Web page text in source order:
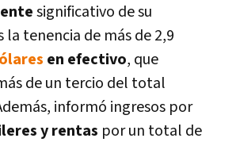
significativo de su
la tenencia de más de 2,9
en efectivo, que
de un tercio del total
informó ingresos por
y rentas por un total de